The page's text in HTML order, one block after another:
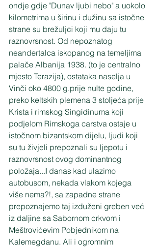
ondje gdje "Dunav ljubi nebo" a uokolo
kilometrima u širinu i dužinu sa istočne
strane su brežuljci koji mu daju tu
raznovrsnost. Od nepoznatog
neandertalca iskopanog na temeljima
palače Albanija 1938. (to je centralno
mjesto Terazija), ostataka naselja u
Vinči oko 4800 g.prije nulte godine,
preko keltskih plemena 3 stoljeća prije
Krista i rimskog Singidinuma koji
podjelom Rimskoga carstva ostaje u
istočnom bizantskom dijelu, ljudi koji
su tu živjeli prepoznali su ljepotu i
raznovrsnost ovog dominantnog
položaja...I danas kad ulazimo
autobusom, nekada vlakom kojega
više nema?!, sa zapadne strane
prepoznajemo taj izduženi greben već
iz daljine sa Sabornom crkvom i
Meštrovićevim Pobjednikom na
Kalemegdanu. Ali i ogromnim